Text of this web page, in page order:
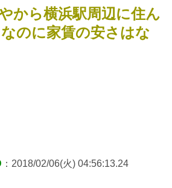
から横浜駅周辺に住ん
のに家賃の安さはな
：2018/02/06(火) 04:56:13.24